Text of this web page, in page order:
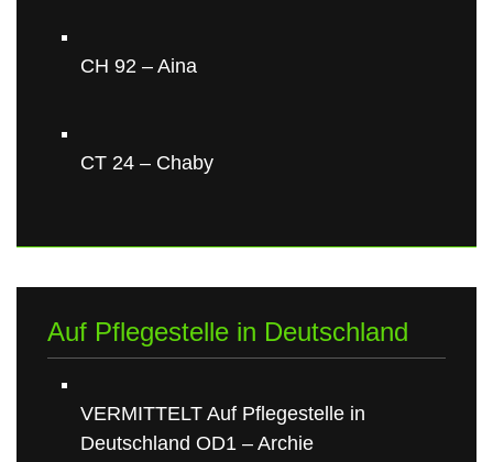
CH 92 – Aina
CT 24 – Chaby
Auf Pflegestelle in Deutschland
VERMITTELT Auf Pflegestelle in
Deutschland OD1 – Archie